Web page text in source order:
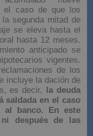
el caso de que los
segunda mitad de
se eleva hasta el
hasta 12 meses.
anticipado se
vigentes.
de los
incluye la dación de
es decir,
la deuda
saldada en el caso
al banco. En este
después de las